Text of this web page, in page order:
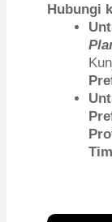
Hubungi